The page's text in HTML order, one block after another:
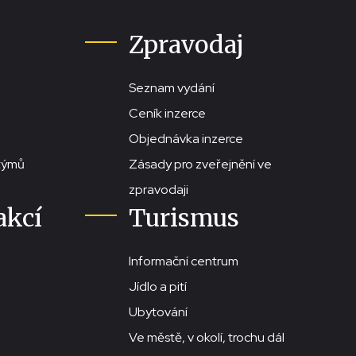
Zpravodaj
Seznam vydání
Ceník inzerce
Objednávka inzerce
Zásady pro zveřejnění ve
zpravodaji
Turismus
Informační centrum
Jídlo a pití
Ubytování
Ve městě, v okolí, trochu dál